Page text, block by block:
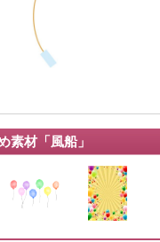
素材「風船」